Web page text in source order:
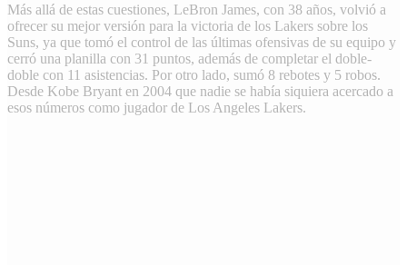
Más allá de estas cuestiones, LeBron James, con 38 años, volvió a
ofrecer su mejor versión para la victoria de los Lakers sobre los
Suns, ya que tomó el control de las últimas ofensivas de su equipo y
cerró una planilla con 31 puntos, además de completar el doble-
doble con 11 asistencias. Por otro lado, sumó 8 rebotes y 5 robos.
Desde Kobe Bryant en 2004 que nadie se había siquiera acercado a
esos números como jugador de Los Angeles Lakers.